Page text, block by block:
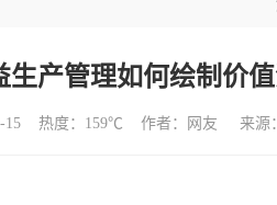
生产管理如何绘制价
15 热度： 159℃ 作者：网友 来源